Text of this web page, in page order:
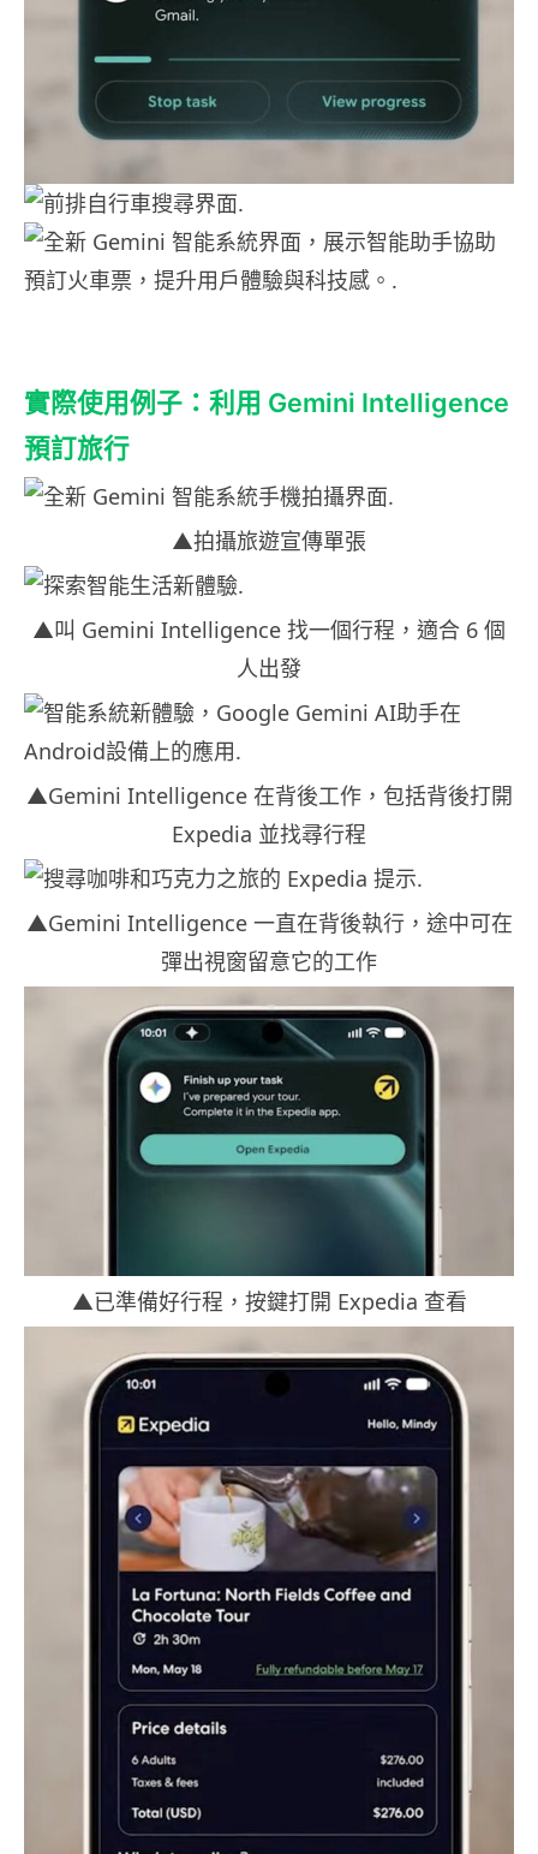
實際使用例子：利用 Gemini Intelligence
預訂旅行
▲拍攝旅遊宣傳單張
▲叫 Gemini Intelligence 找一個行程，適合 6 個
人出發
▲Gemini Intelligence 在背後工作，包括背後打開
Expedia 並找尋行程
▲Gemini Intelligence 一直在背後執行，途中可在
彈出視窗留意它的工作
▲已準備好行程，按鍵打開 Expedia 查看